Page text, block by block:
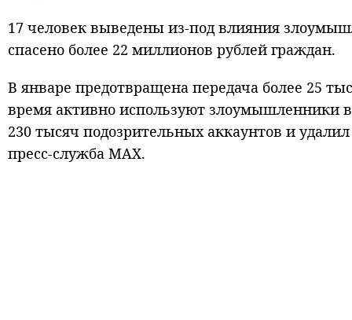
17 человек выведены из-под влияния
спасено более 22 миллионов рублей граждан.
В январе предотвращена передача более 25
время активно используют злоумышленники
230 тысяч подозрительных аккаунтов и
пресс-служба МАХ.